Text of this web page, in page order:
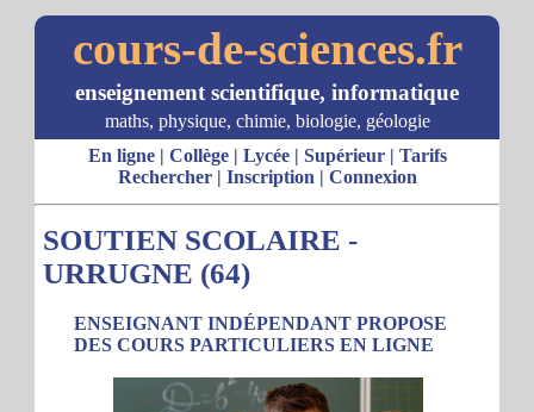
cours-de-sciences.fr
enseignement scientifique, informatique
maths, physique, chimie, biologie, géologie
En ligne| Collège| Lycée| Supérieur| Tarifs
Rechercher| Inscription | Connexion
SOUTIEN SCOLAIRE -
URRUGNE (64)
ENSEIGNANT INDÉPENDANT PROPOSE
DES COURS PARTICULIERS EN LIGNE